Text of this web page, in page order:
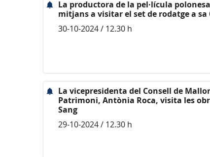
La productora de la pel·lícula polonesa
mitjans a visitar el set de rodatge a sa
30-10-2024 / 12.30 h
La vicepresidenta del Consell de
Patrimoni, Antònia Roca, visita les
Sang
29-10-2024 / 12.30 h